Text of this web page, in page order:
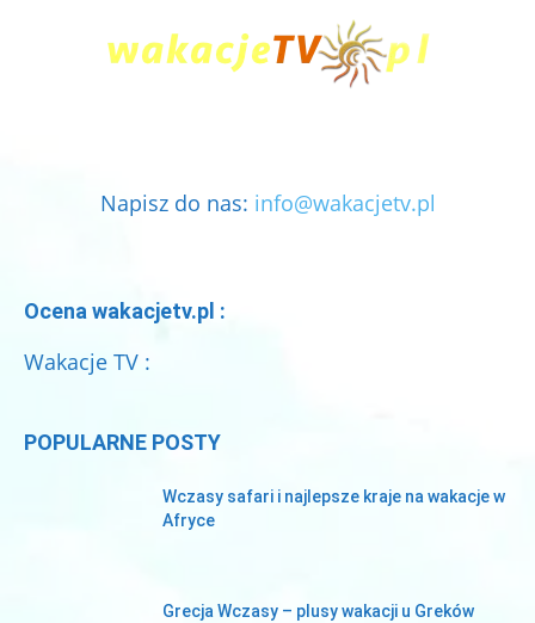
Napisz do nas: info@wakacjetv.pl
Ocena wakacjetv.pl :
Wakacje TV :
POPULARNE POSTY
Wczasy safari i najlepsze kraje na wakacje w
Afryce
Grecja Wczasy – plusy wakacji u Greków